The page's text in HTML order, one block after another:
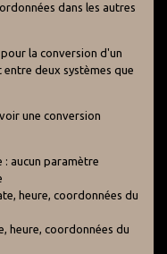
dans les autres
la conversion d'un
entre deux systèmes que
une conversion
: aucun paramètre
heure, coordonnées du
heure, coordonnées du